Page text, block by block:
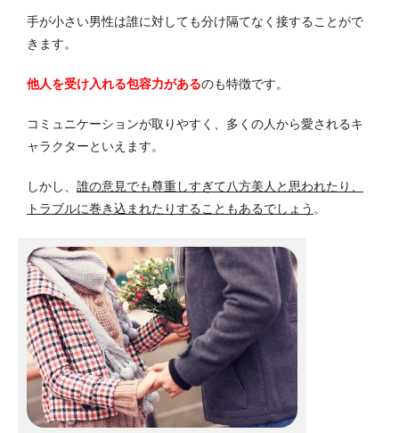
手が小さい男性は誰に対しても分け隔てなく接することがで
きます。
他人を受け入れる包容力があるのも特徴です。
コミュニケーションが取りやすく、多くの人から愛されるキ
ャラクターといえます。
しかし、 誰の意見でも尊重しすぎて八方美人と思われたり、
トラブルに巻き込まれたりすることもあるでしょう 。